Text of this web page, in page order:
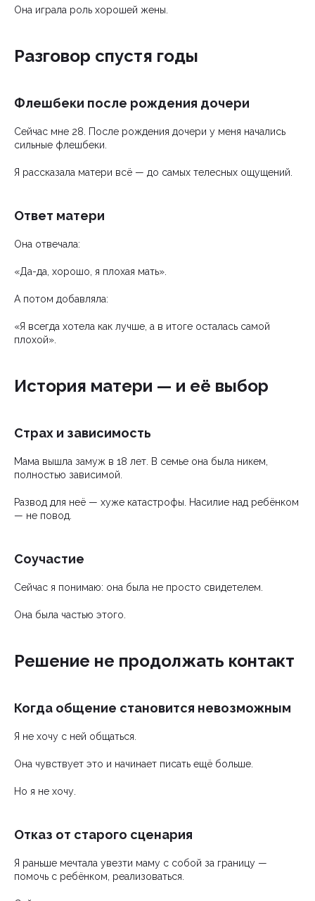
Она играла роль хорошей жены.
Разговор спустя годы
Флешбеки после рождения дочери
Сейчас мне 28. После рождения дочери у меня начались
сильные флешбеки.
Я рассказала матери всё — до самых телесных ощущений.
Ответ матери
Она отвечала:
«Да-да, хорошо, я плохая мать».
А потом добавляла:
«Я всегда хотела как лучше, а в итоге осталась самой
плохой».
История матери — и её выбор
Страх и зависимость
Мама вышла замуж в 18 лет. В семье она была никем,
полностью зависимой.
Развод для неё — хуже катастрофы. Насилие над ребёнком
— не повод.
Соучастие
Сейчас я понимаю: она была не просто свидетелем.
Она была частью этого.
Решение не продолжать контакт
Когда общение становится невозможным
Я не хочу с ней общаться.
Она чувствует это и начинает писать ещё больше.
Но я не хочу.
Отказ от старого сценария
Я раньше мечтала увезти маму с собой за границу —
помочь с ребёнком, реализоваться.